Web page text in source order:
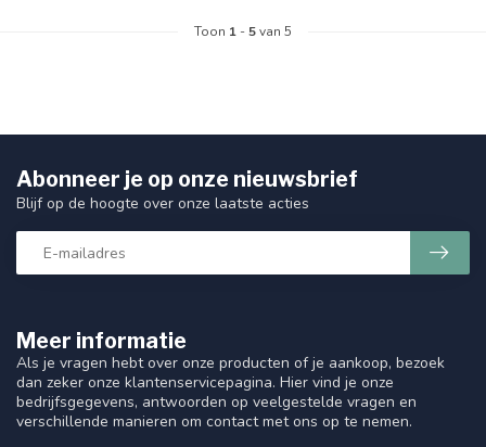
Toon 1 -5van 5
Meer informatie
Als je vragen hebt over onze producten of je aankoop, bezoek
dan zeker onze klantenservicepagina. Hier vind je onze
bedrijfsgegevens, antwoorden op veelgestelde vragen en
verschillende manieren om contact met ons op te nemen.
Abonneer je op onze nieuwsbrief
Blijf op de hoogte over onze laatste acties